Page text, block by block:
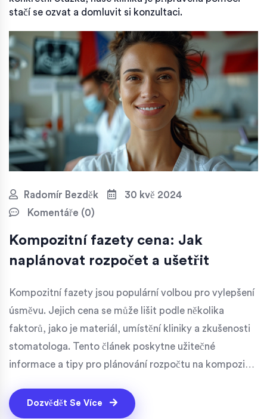
stačí se ozvat a domluvit si konzultaci.
Radomír Bezděk
30 kvě 2024
Komentáře (0)
Kompozitní fazety cena: Jak
naplánovat rozpočet a ušetřit
Kompozitní fazety jsou populární volbou pro vylepšení
úsměvu. Jejich cena se může lišit podle několika
faktorů, jako je materiál, umístění kliniky a zkušenosti
stomatologa. Tento článek poskytne užitečné
informace a tipy pro plánování rozpočtu na kompozitní
myslet.Dozvědět Se Více